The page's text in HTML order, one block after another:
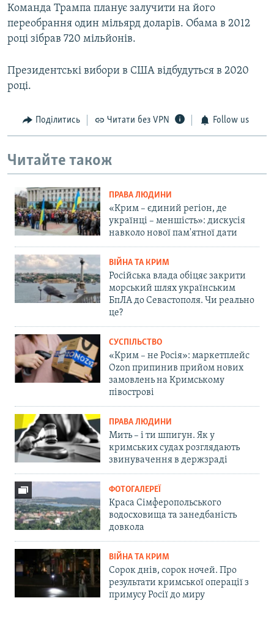
Команда Трампа планує залучити на його
переобрання один мільярд доларів. Обама в 2012
році зібрав 720 мільйонів.
Президентські вибори в США відбудуться в 2020
році.
Поділитись Читати без VPN Follow us
Читайте також
ПРАВА ЛЮДИНИ
«Крим – єдиний регіон, де
українці – меншість»: дискусія
навколо нової пам'ятної дати
ВІЙНА ТА КРИМ
Російська влада обіцяє закрити
морський шлях українським
БпЛА до Севастополя. Чи реально
це?
СУСПІЛЬСТВО
«Крим – не Росія»: маркетплейс
Ozon припинив прийом нових
замовлень на Кримському
півострові
ПРАВА ЛЮДИНИ
Мить – і ти шпигун. Як у
кримських судах розглядають
звинувачення в держзраді
ФОТОГАЛЕРЕЇ
Краса Сімферопольського
водосховища та занедбаність
довкола
ВІЙНА ТА КРИМ
Сорок днів, сорок ночей. Про
результати кримської операції з
примусу Росії до миру